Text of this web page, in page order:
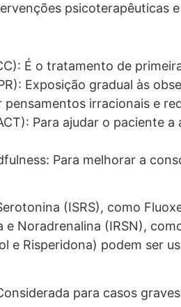
psicoterapêuticas
É o tratamento de
Exposição gradual às
irracionais e
Para ajudar o paciente
Para melhorar a
(ISRS), como
Noradrenalina (IRSN),
Risperidona) podem ser
para casos